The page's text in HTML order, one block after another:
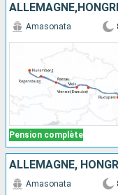
Pension complète
Amasonata
ALLEMAGNE,
Amasonata